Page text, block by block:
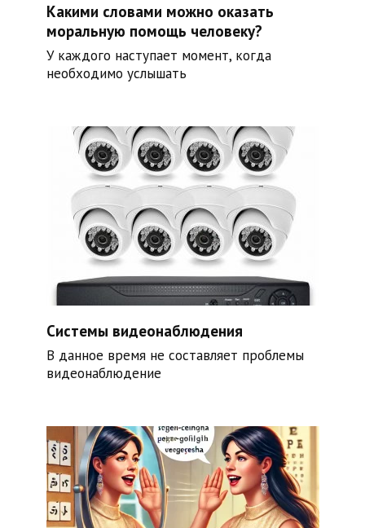
Какими словами можно оказать
моральную помощь человеку?
У каждого наступает момент, когда
необходимо услышать
Системы видеонаблюдения
В данное время не составляет проблемы
видеонаблюдение